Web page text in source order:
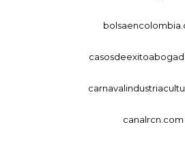
canalrcn.com